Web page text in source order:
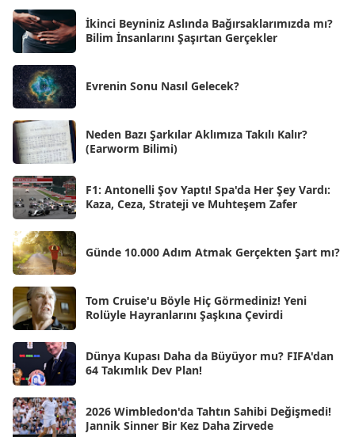
Eki 2025
Eyl 2025 [56]
Ağu 2025
Tem 2025
Haz 2025
May 2025 [54]
Nis 2025 [56]
Mar 2025
Şub 2025
Oca 2025
Ara 2024 [25]
Kas 2024
Eki 2024 [46]
Eyl 2024
Ağu 2024 [10]
İkinci Beyniniz Aslında Bağırsaklarımızda mı?
Bilim İnsanlarını Şaşırtan Gerçekler
Evrenin Sonu Nasıl Gelecek?
Neden Bazı Şarkılar Aklımıza Takılı Kalır?
(Earworm Bilimi)
F1: Antonelli Şov Yaptı! Spa'da Her Şey Vardı:
Kaza, Ceza, Strateji ve Muhteşem Zafer
Günde 10.000 Adım Atmak Gerçekten Şart mı?
Tom Cruise'u Böyle Hiç Görmediniz! Yeni
Rolüyle Hayranlarını Şaşkına Çevirdi
Dünya Kupası Daha da Büyüyor mu? FIFA'dan
64 Takımlık Dev Plan!
2026 Wimbledon'da Tahtın Sahibi Değişmedi!
Jannik Sinner Bir Kez Daha Zirvede